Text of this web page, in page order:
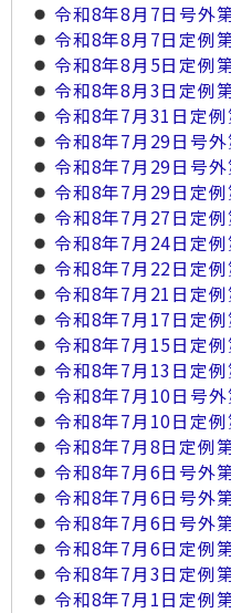
令和8年8月7日号外
令和8年8月7日定例
令和8年8月5日定例
令和8年8月3日定例
令和8年7月31日定
令和8年7月29日号
令和8年7月29日号
令和8年7月29日定
令和8年7月27日定
令和8年7月24日定
令和8年7月22日定
令和8年7月21日定
令和8年7月17日定
令和8年7月15日定
令和8年7月13日定
令和8年7月10日号
令和8年7月10日定
令和8年7月8日定例
令和8年7月6日号外
令和8年7月6日号外
令和8年7月6日号外
令和8年7月6日定例
令和8年7月3日定例
令和8年7月1日定例